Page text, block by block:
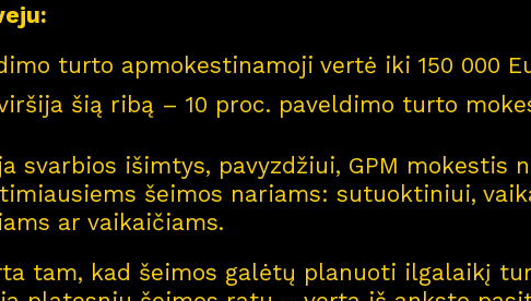
Apiem
Karjera 11
Nauj
turto apmokestinamoji vertė iki 150 000
šią ribą – 10 proc. paveldimo turto
svarbios išimtys, pavyzdžiui, GPM mokestis
šeimos nariams: sutuoktiniui,
ar vaikaičiams.
tam, kad šeimos galėtų planuoti ilgalaikį